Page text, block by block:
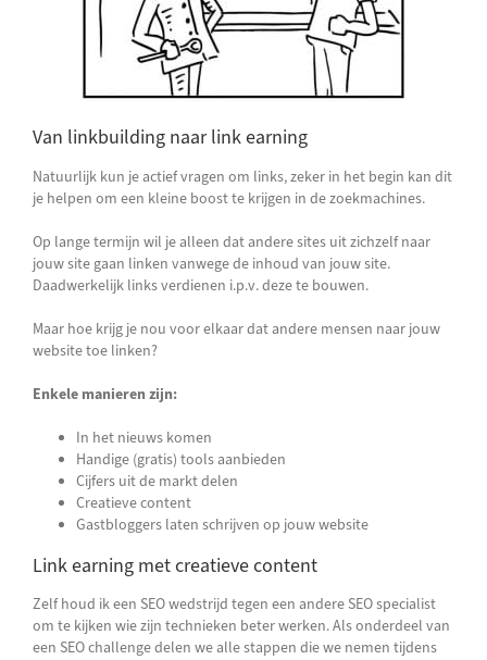
Van linkbuilding naar link earning
Natuurlijk kun je actief vragen om links, zeker in het begin kan dit
je helpen om een kleine boost te krijgen in de zoekmachines.
Op lange termijn wil je alleen dat andere sites uit zichzelf naar
jouw site gaan linken vanwege de inhoud van jouw site.
Daadwerkelijk links verdienen i.p.v. deze te bouwen.
Maar hoe krijg je nou voor elkaar dat andere mensen naar jouw
website toe linken?
Enkele manieren zijn:
In het nieuws komen
Handige (gratis) tools aanbieden
Cijfers uit de markt delen
Creatieve content
Gastbloggers laten schrijven op jouw website
Link earning met creatieve content
Zelf houd ik een SEO wedstrijd tegen een andere SEO specialist
om te kijken wie zijn technieken beter werken. Als onderdeel van
een SEO challenge delen we alle stappen die we nemen tijdens